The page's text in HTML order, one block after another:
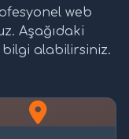
web
Aşağıdaki
alabilirsiniz.